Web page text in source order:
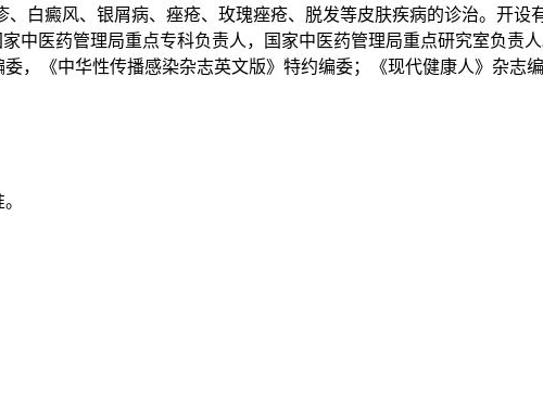
白癜风、银屑病、痤疮、玫瑰痤疮、脱发等皮肤疾病的诊治。开设
中医药管理局重点专科负责人，国家中医药管理局重点研究室负责
，《中华性传播感染杂志英文版》特约编委；《现代健康人》杂志